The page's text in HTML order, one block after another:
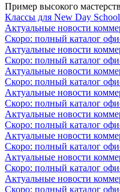
Пример высокого
Классы для New Day
Актуальные новости
Скоро: полный каталог
Актуальные новости
Скоро: полный каталог
Актуальные новости
Скоро: полный каталог
Актуальные новости
Скоро: полный каталог
Актуальные новости
Скоро: полный каталог
Актуальные новости
Скоро: полный каталог
Актуальные новости
Скоро: полный каталог
Актуальные новости
Скоро: полный каталог